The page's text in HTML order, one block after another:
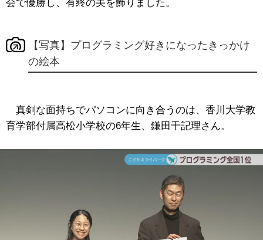
会で優勝し、有終の美を飾りました。
【写真】プログラミング好きになったきっかけ
の絵本
真剣な面持ちでパソコンに向き合うのは、香川大学教
育学部付属高松小学校の6年生、鎌田千記理さん。